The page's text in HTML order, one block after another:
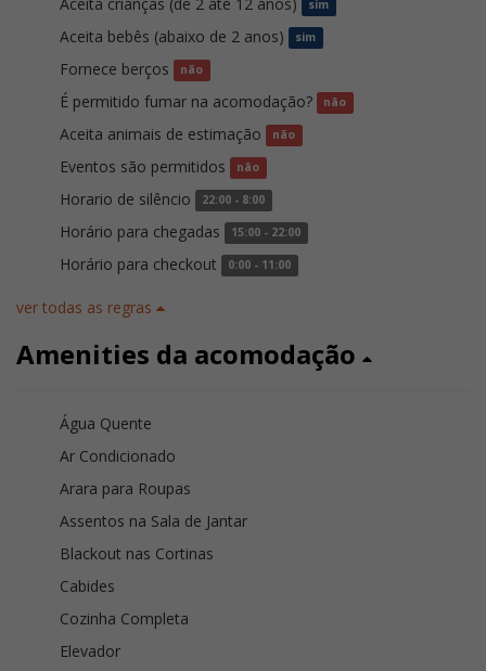
sim
Aceita bebês (abaixo de 2 anos) sim
Fornece berços não
É permitido fumar na acomodação? não
Aceita animais de estimação não
Eventos são permitidos não
Horario de silêncio 22:00 - 8:00
Horário para chegadas 15:00 - 22:00
Horário para checkout 0:00 - 11:00
ver todas as regras
Amenities da acomodação
Água Quente
Ar Condicionado
Arara para Roupas
Assentos na Sala de Jantar
Blackout nas Cortinas
Cabides
Cozinha Completa
Elevador